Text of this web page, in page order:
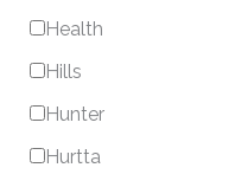
Health
Hills
Hunter
Hurtta